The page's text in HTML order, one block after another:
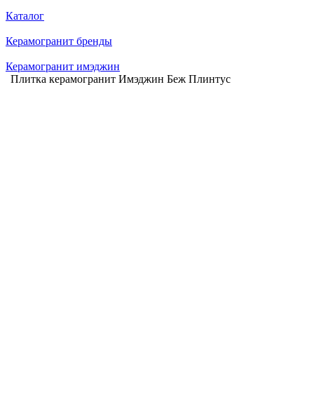
Каталог
Керамогранит бренды
Керамогранит имэджин
Плитка керамогранит Имэджин Беж Плинтус